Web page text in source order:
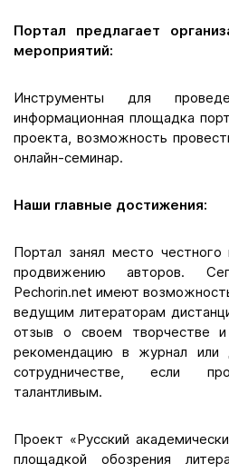
Портал предлагает
мероприятий:
Инструменты для
информационная площадка
проекта, возможность
онлайн-семинар.
Наши главные достижения:
Портал занял место честного
продвижению авторов.
Pechorin.net имеют
ведущим литераторам
отзыв о своем творчестве
рекомендацию в журнал или
сотрудничестве, если
талантливым.
Проект «Русский
площадкой обозрения